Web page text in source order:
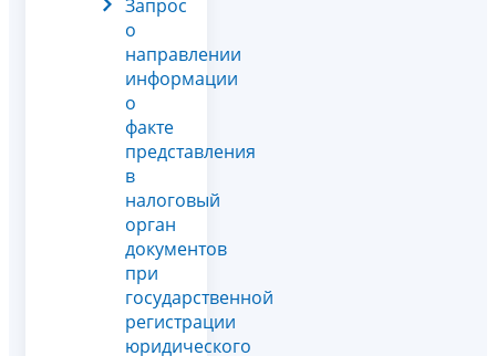
Запрос
о
направлении
информации
о
факте
представления
в
налоговый
орган
документов
при
государственной
регистрации
юридического